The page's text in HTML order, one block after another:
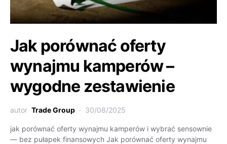
Jak porównać oferty
wynajmu kamperów –
wygodne zestawienie
autor Trade Group 30/08/2025
jak porównać oferty wynajmu kamperów i wybrać sensownie
— bez pułapek finansowych Jak porównać oferty wynajmu